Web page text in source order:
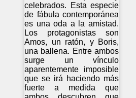
celebrados. Esta especie
de fábula contemporánea
es una oda a la amistad.
Los protagonistas son
Amos, un ratón, y Boris,
una ballena. Entre ambos
surge un vínculo
aparentemente imposible
que se irá haciendo más
fuerte a medida que